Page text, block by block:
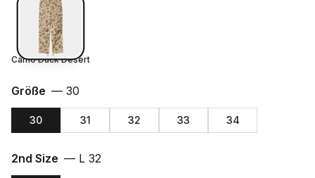
Camo Duck Desert
Größe — 30
30 31 32 33 34
2nd Size — L 32